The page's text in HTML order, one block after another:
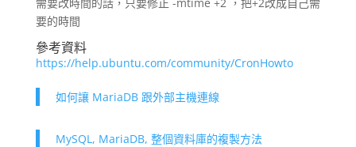
要的時間
參考資料
https://help.ubuntu.com/community/CronHowto
如何讓 MariaDB 跟外部主機連線
MySQL, MariaDB, 整個資料庫的複製方法